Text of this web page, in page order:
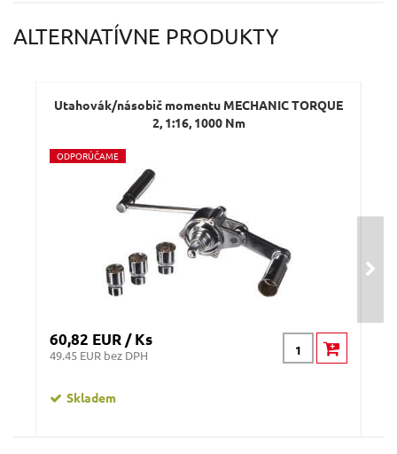
ALTERNATÍVNE PRODUKTY
Utahovák/násobič momentu MECHANIC TORQUE
2, 1:16, 1000 Nm
ODPORÚČAME
60,82 EUR / Ks
49.45 EUR bez DPH
Skladem